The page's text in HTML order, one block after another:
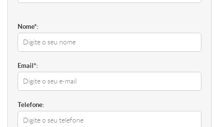
Nome*:
Email*:
Telefone: